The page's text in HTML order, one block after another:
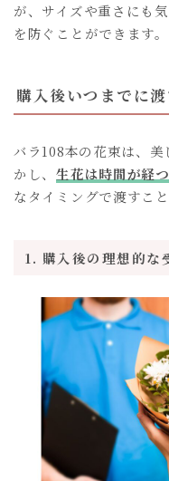
が、サイズや重さにも
を防ぐことができます。
購入後いつまでに
バラ108本の花束は、
かし、生花は時間が経
なタイミングで渡すこと
1. 購入後の理想的な